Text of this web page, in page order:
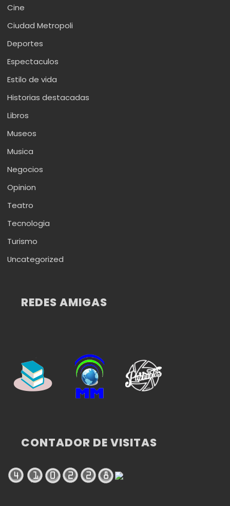
Cine
Ciudad Metropoli
Deportes
Espectaculos
Estilo de vida
Historias destacadas
Libros
Museos
Musica
Negocios
Opinion
Teatro
Tecnologia
Turismo
Uncategorized
REDES AMIGAS
CONTADOR DE VISITAS